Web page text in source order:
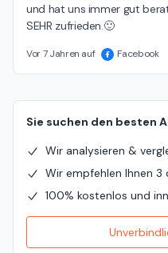
und hat uns immer gut
SEHR zufrieden.🙂
Vor 7 Jahren auf Facebook
Sie suchen den besten
Wir analysieren &
Wir empfehlen Ihnen
100% kostenlos und